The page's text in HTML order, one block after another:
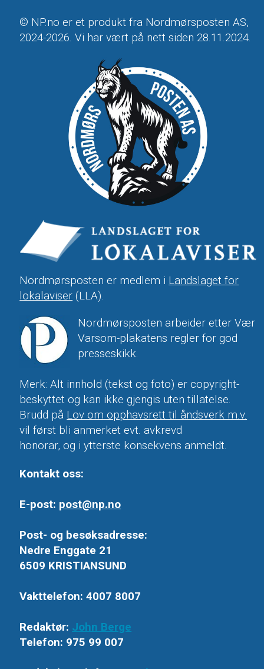
© NP.no er et produkt fra Nordmørsposten AS,
2024-2026. Vi har vært på nett siden 28.11.2024.
Nordmørsposten er medlem i Landslaget for
lokalaviser (LLA).
Nordmørsposten arbeider etter Vær
Varsom-plakatens regler for god
presseskikk.
Merk: Alt innhold (tekst og foto) er copyright-
beskyttet og kan ikke gjengis uten tillatelse.
Brudd på Lov om opphavsrett til åndsverk m.v.
vil først bli anmerket evt. avkrevd
honorar, og i ytterste konsekvens anmeldt.
Kontakt oss:
E-post: post@np.no
Post- og besøksadresse:
Nedre Enggate 21
6509 KRISTIANSUND
Vakttelefon: 4007 8007
Redaktør: John Berge
Telefon: 975 99 007